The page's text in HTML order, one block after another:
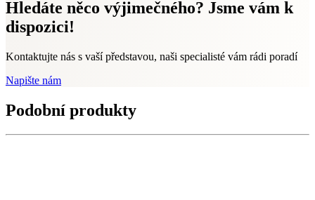
Hledáte něco výjimečného? Jsme vám k
dispozici!
Kontaktujte nás s vaší představou, naši specialisté vám rádi poradí
Napište nám
Podobní produkty